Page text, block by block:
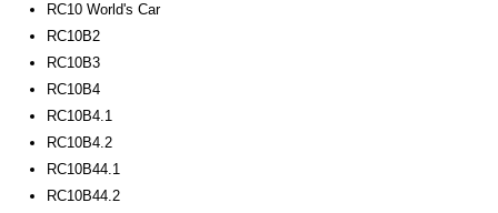
RC10 World's Car
RC10B2
RC10B3
RC10B4
RC10B4.1
RC10B4.2
RC10B44.1
RC10B44.2